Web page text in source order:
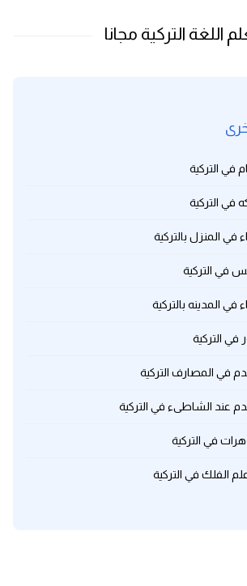
في التركية
في التركية
في المنزل بالتركية
في التركية
في المدينه بالتركية
في التركية
في المصارف التركية
عند الشاطىء في التركية
في التركية
الفلك في التركية